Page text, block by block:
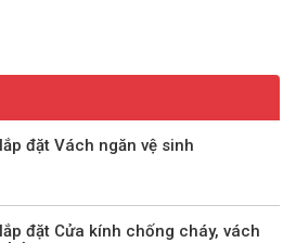
đặt Vách ngăn vệ sinh
đặt Cửa kính chống cháy, vách